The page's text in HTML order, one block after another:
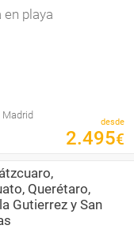
playa
desde
2.495€
Querétaro,
Gutierrez y San